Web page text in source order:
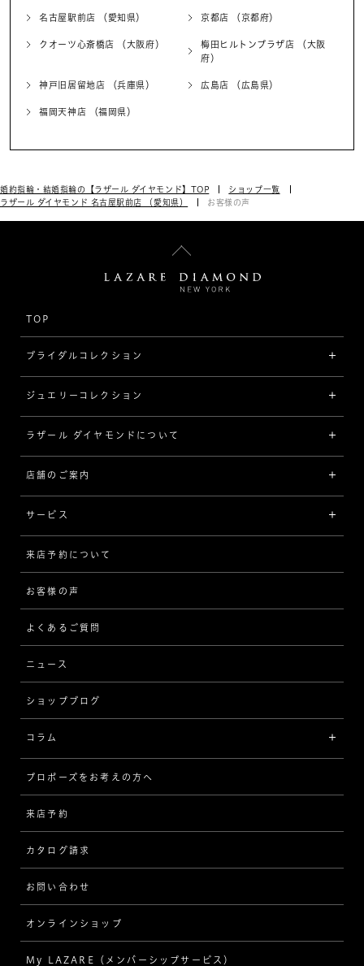
名古屋駅前店 （愛知県） 京都店 （京都府）
クオーツ心斎橋店 （大阪府）
梅田ヒルトンプラザ店 （大阪
府）
神戸旧居留地店 （兵庫県） 広島店 （広島県）
福岡天神店 （福岡県）
婚約指輪・結婚指輪の【ラザール ダイヤモンド】TOP
ショップ一覧
ラザール ダイヤモンド 名古屋駅前店 （愛知県）
お客様の声
TOP
ブライダルコレクション
婚約指輪（エンゲージリング）
[素材から選ぶ]
プラチナ
イエローゴールド
コンビネーション
[フォルムから選ぶ]
ストレート
ウェーブ
V字
[セッテイングから選ぶ]
ソリテール
ワンサイドメレ
ダブルサイドメレ
ラインメレ
人気の婚約指輪
ジュエリーコレクション
ジュエリーコレクショントップ
ジュエリー一覧
リング
ネックレス/ペンダント
ピアス/イヤリング
ブレスレット
ラザール ダイヤモンドについて
ラザール ダイヤモンドについて
品質
歴史
企業の取り組み
店舗のご案内
サービス
サービスについて
アフターサービス
MESSAGE IN DIAMOND
品質保証
ブライダルアイテム
来店予約について
お客様の声
よくあるご質問
ニュース
ショップブログ
コラム
インタビュー
指輪
ダイヤモンド
プロポーズ
結婚式
プロポーズをお考えの方へ
来店予約
カタログ請求
お問い合わせ
オンラインショップ
My LAZARE（メンバーシップサービス）